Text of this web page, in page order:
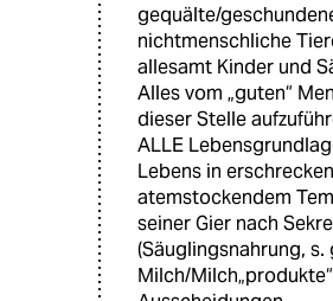
gequälte/
nichtmenschliche
allesamt Kinder und
Alles vom „guten“
dieser Stelle
ALLE
Lebens in
atemstockendem
seiner Gier nach
(Säuglingsnahrung, s.
Milch/